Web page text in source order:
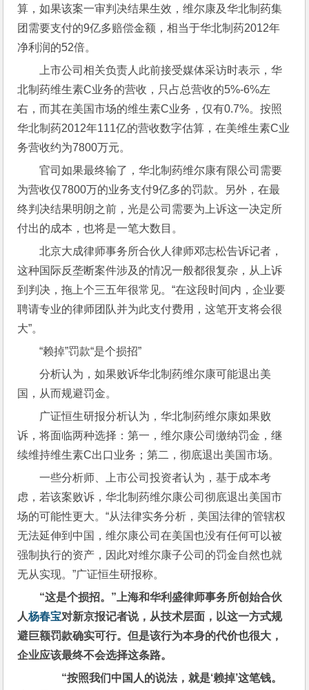
算，如果该案一审判决结果生效，维尔康及华北制药集
团需要支付的9亿多赔偿金额，相当于华北制药2012年
净利润的52倍。
上市公司相关负责人此前接受媒体采访时表示，华
北制药维生素C业务的营收，只占总营收的5%-6%左
右，而其在美国市场的维生素C业务，仅有0.7%。按照
华北制药2012年111亿的营收数字估算，在美维生素C业
务营收约为7800万元。
官司如果最终输了，华北制药维尔康有限公司需要
为营收仅7800万的业务支付9亿多的罚款。另外，在最
终判决结果明朗之前，光是公司需要为上诉这一决定所
付出的成本，也将是一笔大数目。
北京大成律师事务所合伙人律师邓志松告诉记者，
这种国际反垄断案件涉及的情况一般都很复杂，从上诉
到判决，拖上个三五年很常见。“在这段时间内，企业要
聘请专业的律师团队并为此支付费用，这笔开支将会很
大”。
“赖掉”罚款“是个损招”
分析认为，如果败诉华北制药维尔康可能退出美
国，从而规避罚金。
广证恒生研报分析认为，华北制药维尔康如果败
诉，将面临两种选择：第一，维尔康公司缴纳罚金，继
续维持维生素C出口业务；第二，彻底退出美国市场。
一些分析师、上市公司投资者认为，基于成本考
虑，若该案败诉，华北制药维尔康公司彻底退出美国市
场的可能性更大。“从法律实务分析，美国法律的管辖权
无法延伸到中国，维尔康公司在美国也没有任何可以被
强制执行的资产，因此对维尔康子公司的罚金自然也就
无从实现。”广证恒生研报称。
“这是个损招。”上海和华利盛律师事务所创始合伙
人杨春宝对新京报记者说，从技术层面，以这一方式规
避巨额罚款确实可行。但是该行为本身的代价也很大，
企业应该最终不会选择这条路。
“按照我们中国人的说法，就是‘赖掉’这笔钱。